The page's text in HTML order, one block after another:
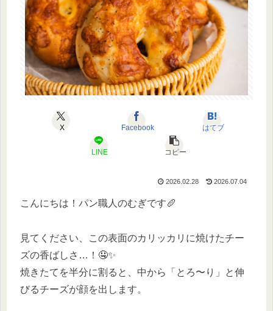
X Facebook はてブ
LINE コピー
2026.02.28 2026.07.04
こんにちは！パン職人のむぎです🥖
見てください、この表面のカリッカリに焼けたチー
ズの香ばしさ…！🤤✨
焼きたてを半分に割ると、中から「とろ〜り」と伸
びるチーズが顔を出します。